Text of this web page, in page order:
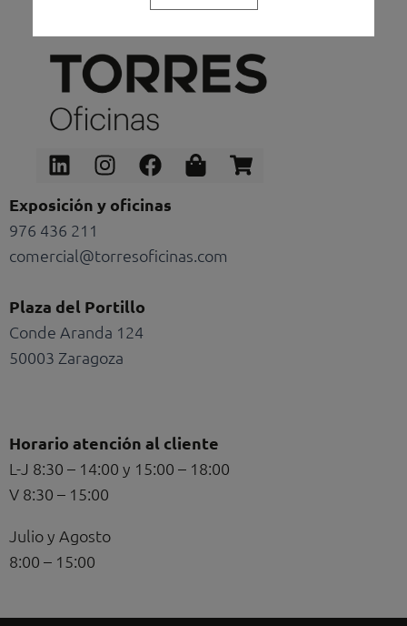
LinkedinInstagram
Facebook
Shopping-
bag
Shopping-
cart
Exposición y oficinas
976 436 211
comercial@torresoficinas.com
Plaza del Portillo
Conde Aranda 124
50003 Zaragoza
Horario atención al cliente
L-J 8:30 – 14:00 y 15:00 – 18:00
V 8:30 – 15:00
Julio y Agosto
8:00 – 15:00